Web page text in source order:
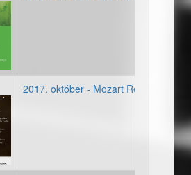
tavasz-
2017. október - Mozart Requiem